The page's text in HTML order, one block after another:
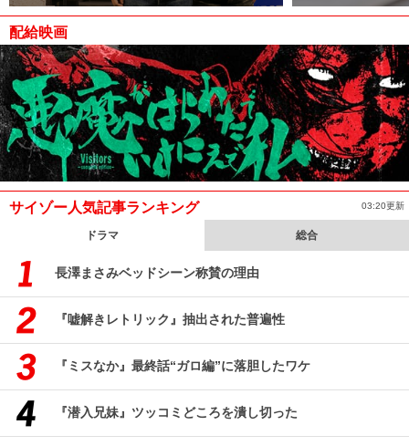
配給映画
サイゾー人気記事ランキング 03:20更新
ドラマ 総合
長澤まさみベッドシーン称賛の理由
『嘘解きレトリック』抽出された普遍性
『ミスなか』最終話“ガロ編”に落胆したワケ
『潜入兄妹』ツッコミどころを潰し切った